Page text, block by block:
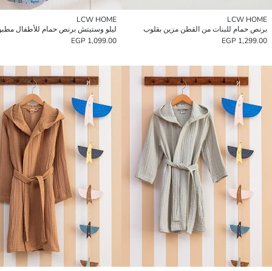
LCW HOME
برنص حمام للبنات من القطن مزين بقلوب
1,299.00 EGP
LCW HOME
ليلو وستيتش برنص حمام للأطفال
1,099.00 EGP